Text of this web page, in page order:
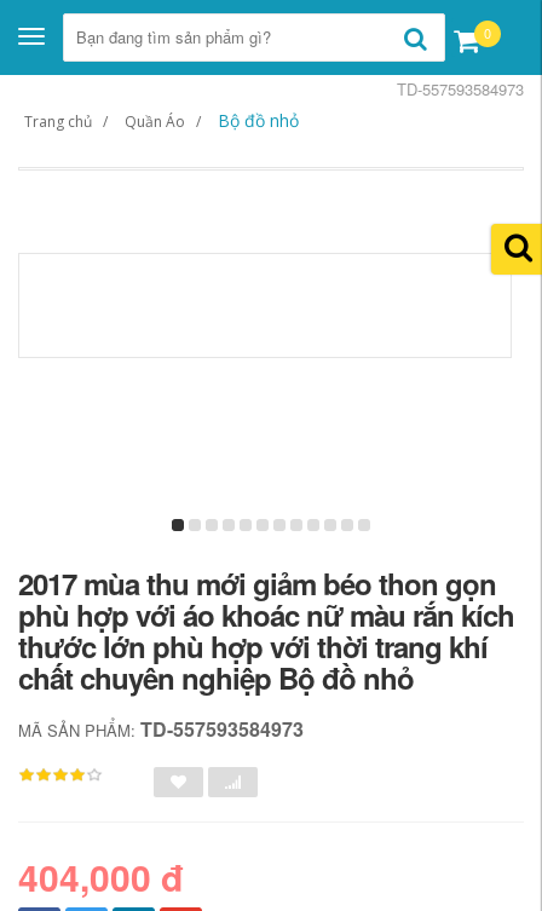
Toggle
navigation
0
Trang chủ Quần Áo Bộ đồ nhỏ
TD-557593584973
2017 mùa thu mới giảm béo thon gọn
phù hợp với áo khoác nữ màu rắn kích
thước lớn phù hợp với thời trang khí
chất chuyên nghiệp Bộ đồ nhỏ
MÃ SẢN PHẨM: TD-557593584973
404,000 đ